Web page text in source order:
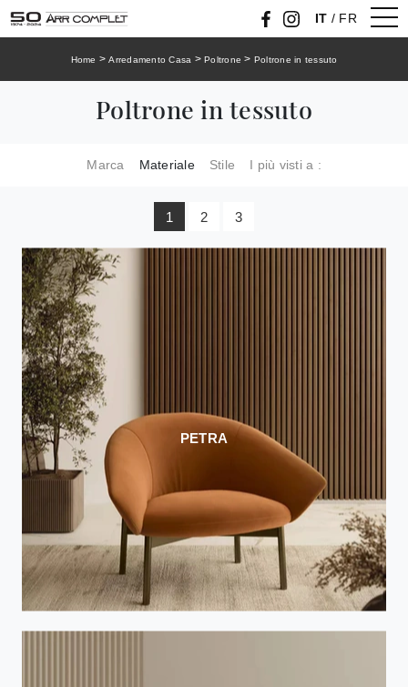
IT / FR
Home >Arredamento Casa > Poltrone > Poltrone in tessuto
Poltrone in tessuto
Marca Materiale Stile I più visti a :
1 2 3
PETRA